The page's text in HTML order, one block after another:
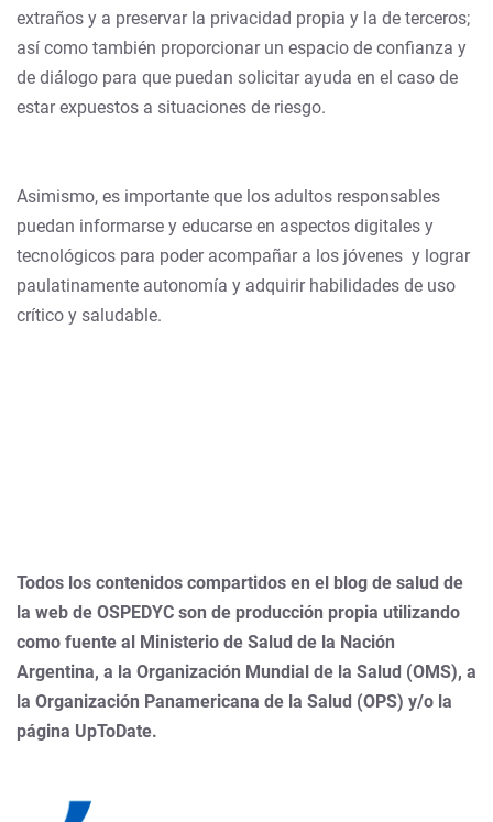
extraños y a preservar la privacidad propia y la de terceros;
así como también proporcionar un espacio de confianza y
de diálogo para que puedan solicitar ayuda en el caso de
estar expuestos a situaciones de riesgo.
Asimismo, es importante que los adultos responsables
puedan informarse y educarse en aspectos digitales y
tecnológicos para poder acompañar a los jóvenes y lograr
paulatinamente autonomía y adquirir habilidades de uso
crítico y saludable.
Todos los contenidos compartidos en el blog de salud de
la web de OSPEDYC son de producción propia utilizando
como fuente al Ministerio de Salud de la Nación
Argentina, a la Organización Mundial de la Salud (OMS), a
la Organización Panamericana de la Salud (OPS) y/o la
página UpToDate.